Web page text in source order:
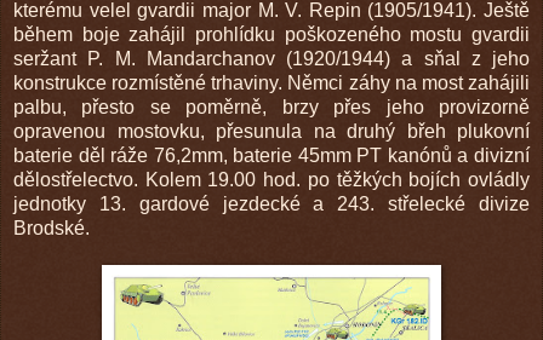
kterému velel gvardii major M. V. Repin (1905/1941). Ještě
během boje zahájil prohlídku poškozeného mostu gvardii
seržant P. M. Mandarchanov (1920/1944) a sňal z jeho
konstrukce rozmístěné trhaviny. Němci záhy na most zahájili
palbu, přesto se poměrně, brzy přes jeho provizorně
opravenou mostovku, přesunula na druhý břeh plukovní
baterie děl ráže 76,2mm, baterie 45mm PT kanónů a divizní
dělostřelectvo. Kolem 19.00 hod. po těžkých bojích ovládly
jednotky 13. gardové jezdecké a 243. střelecké divize
Brodské.